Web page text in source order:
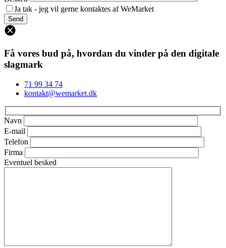
Ja tak - jeg vil gerne kontaktes af WeMarket
Få vores bud på, hvordan du vinder på den digitale
slagmark
71 99 34 74
kontakt@wemarket.dk
Navn
E-mail
Telefon
Firma
Eventuel besked